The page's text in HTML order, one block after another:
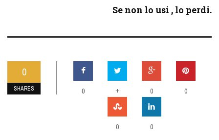
Se non lo usi , lo perdi.
0
SHARES 0 + 0 0
0 0